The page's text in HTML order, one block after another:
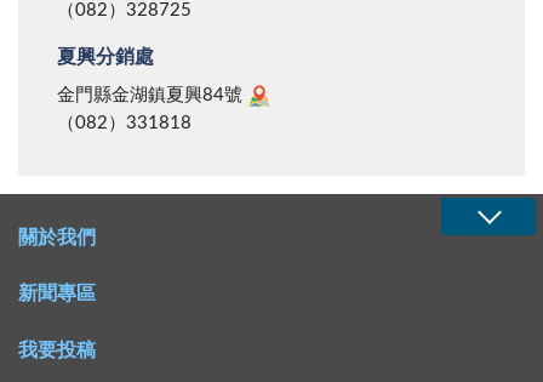
（082）328725
夏興分銷處
金門縣金湖鎮夏興84號
（082）331818
關於我們
新聞專區
我要投稿